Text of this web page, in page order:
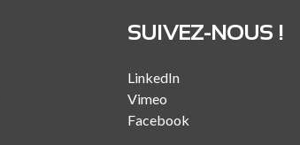
SUIVEZ-NOUS !
LinkedIn
Vimeo
Facebook